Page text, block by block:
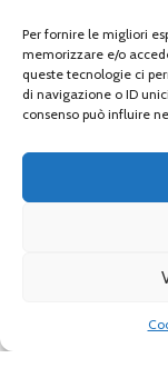
Per fornire le migliori
memorizzare e/o
queste tecnologie ci
di navigazione o ID
consenso può influire
Lavora con noi
Comunicati Stampa
Certificazione